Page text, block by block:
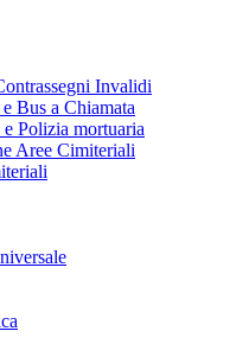
Invalidi
Bus a Chiamata
Polizia mortuaria
Aree Cimiteriali